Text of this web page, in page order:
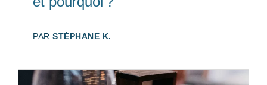
AUTEUR:
PAR STÉPHANE K.